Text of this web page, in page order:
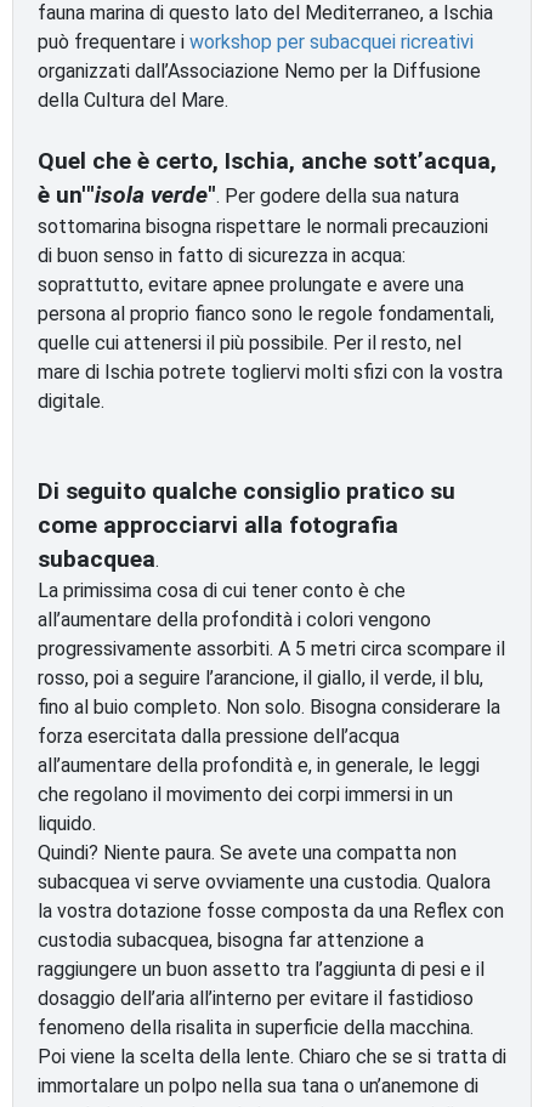
fauna marina di questo lato del Mediterraneo, a Ischia
può frequentare i workshop per subacquei ricreativi
organizzati dall’Associazione Nemo per la Diffusione
della Cultura del Mare.
Quel che è certo, Ischia, anche sott’acqua,
è un'"isola verde". Per godere della sua natura
sottomarina bisogna rispettare le normali precauzioni
di buon senso in fatto di sicurezza in acqua:
soprattutto, evitare apnee prolungate e avere una
persona al proprio fianco sono le regole fondamentali,
quelle cui attenersi il più possibile. Per il resto, nel
mare di Ischia potrete togliervi molti sfizi con la vostra
digitale.
Di seguito qualche consiglio pratico su
come approcciarvi alla fotografia
subacquea.
La primissima cosa di cui tener conto è che
all’aumentare della profondità i colori vengono
progressivamente assorbiti. A 5 metri circa scompare il
rosso, poi a seguire l’arancione, il giallo, il verde, il blu,
fino al buio completo. Non solo. Bisogna considerare la
forza esercitata dalla pressione dell’acqua
all’aumentare della profondità e, in generale, le leggi
che regolano il movimento dei corpi immersi in un
liquido.
Quindi? Niente paura. Se avete una compatta non
subacquea vi serve ovviamente una custodia. Qualora
la vostra dotazione fosse composta da una Reflex con
custodia subacquea, bisogna far attenzione a
raggiungere un buon assetto tra l’aggiunta di pesi e il
dosaggio dell’aria all’interno per evitare il fastidioso
fenomeno della risalita in superficie della macchina.
Poi viene la scelta della lente. Chiaro che se si tratta di
immortalare un polpo nella sua tana o un’anemone di